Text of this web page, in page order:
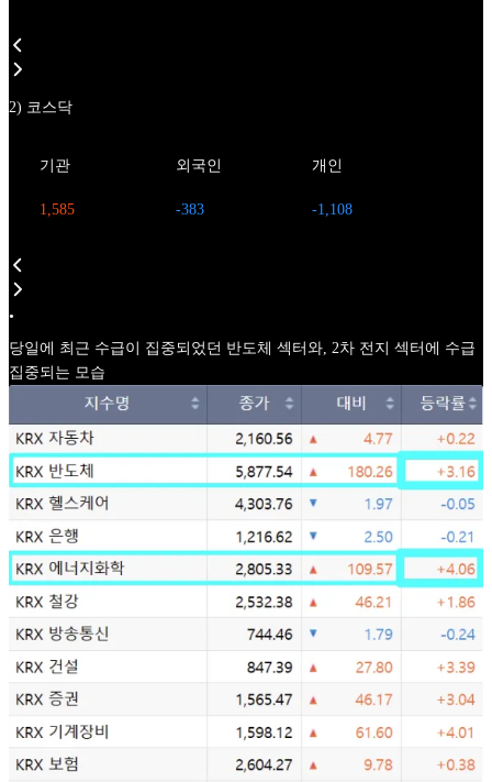
2) 코스닥
기관 외국인 개인
1,585 -383 -1,108
•
당일에 최근 수급이 집중되었던 반도체 섹터와, 2차 전지 섹터에 수급
집중되는 모습